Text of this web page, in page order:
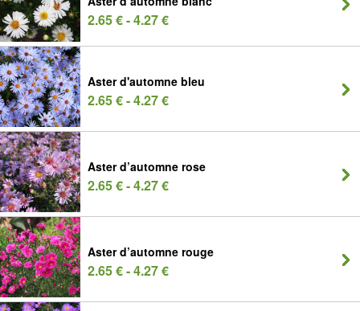
2.65 € - 4.27 €
Aster d'automne bleu
2.65 € - 4.27 €
Aster d’automne rose
2.65 € - 4.27 €
Aster d’automne rouge
2.65 € - 4.27 €